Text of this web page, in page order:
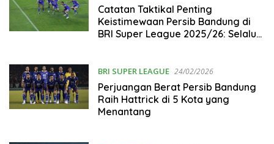
Catatan Taktikal Penting
Keistimewaan Persib Bandung di
BRI Super League 2025/26: Selalu
BRI SUPER LEAGUE 24/02/2026
Perjuangan Berat Persib Bandung
Raih Hattrick di 5 Kota yang
Menantang